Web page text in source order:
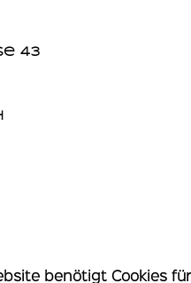
43
benötigt Cookies für